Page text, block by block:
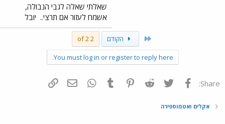
שאלתי שאלה לגבי הנבולה,
אשמח לעזור אם תרצי.. יובל
First הקודם 2 of 2
You must log in or register to reply here.
Share: פייסבוק Twitter
Reddit
Pinterest
Tumblr
WhatsAppדואר אלקטרוני
אקלים ואטמוספירה